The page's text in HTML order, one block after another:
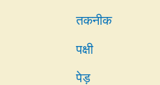
तकनीक
पक्षी
पेड़